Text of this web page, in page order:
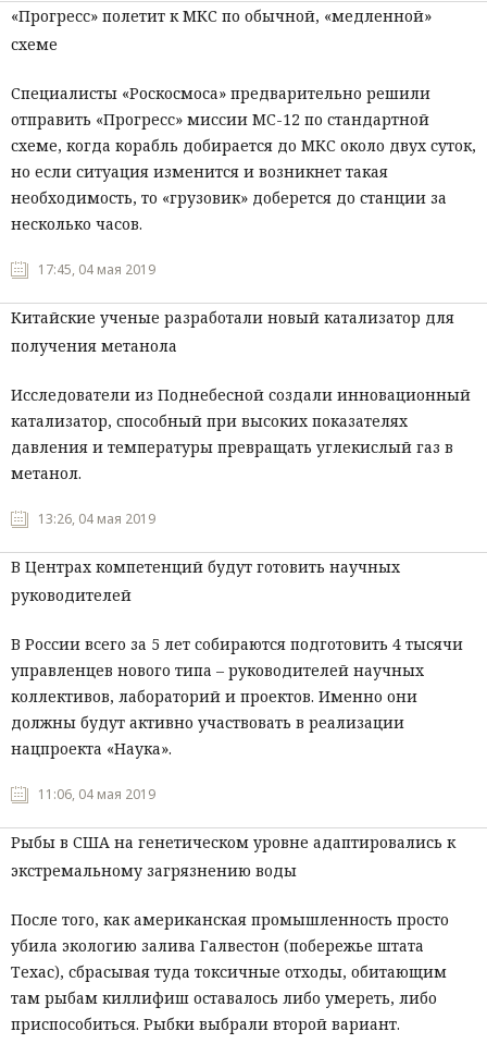
«Прогресс» полетит к МКС по обычной, «медленной»
схеме
Специалисты «Роскосмоса» предварительно решили
отправить «Прогресс» миссии МС-12 по стандартной
схеме, когда корабль добирается до МКС около двух суток,
но если ситуация изменится и возникнет такая
необходимость, то «грузовик» доберется до станции за
несколько часов.
17:45, 04 мая 2019
Китайские ученые разработали новый катализатор для
получения метанола
Исследователи из Поднебесной создали инновационный
катализатор, способный при высоких показателях
давления и температуры превращать углекислый газ в
метанол.
13:26, 04 мая 2019
В Центрах компетенций будут готовить научных
руководителей
В России всего за 5 лет собираются подготовить 4 тысячи
управленцев нового типа – руководителей научных
коллективов, лабораторий и проектов. Именно они
должны будут активно участвовать в реализации
нацпроекта «Наука».
11:06, 04 мая 2019
Рыбы в США на генетическом уровне адаптировались к
экстремальному загрязнению воды
После того, как американская промышленность просто
убила экологию залива Галвестон (побережье штата
Техас), сбрасывая туда токсичные отходы, обитающим
там рыбам киллифиш оставалось либо умереть, либо
приспособиться. Рыбки выбрали второй вариант.